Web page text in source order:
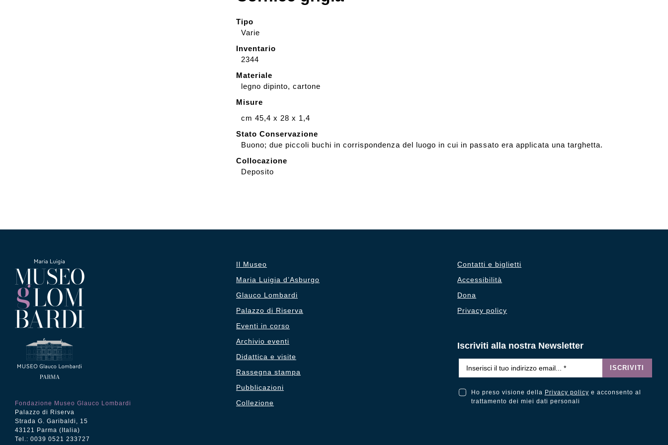
Tipo
Varie
Inventario
2344
Materiale
legno dipinto, cartone
Misure
cm 45,4 x 28 x 1,4
Stato Conservazione
Buono; due piccoli buchi in corrispondenza del luogo in cui in passato era applicata una targhetta.
Collocazione
Deposito
Fondazione Museo Glauco Lombardi
Palazzo di Riserva
Strada G. Garibaldi, 15
43121 Parma (Italia)
Tel.: 0039 0521 233727
Il Museo
Maria Luigia d’Asburgo
Glauco Lombardi
Palazzo di Riserva
Eventi in corso
Archivio eventi
Didattica e visite
Rassegna stampa
Pubblicazioni
Collezione
Contatti e biglietti
Accessibilità
Dona
Privacy policy
Iscriviti alla nostra Newsletter
ISCRIVITI
Ho preso visione della Privacy policy e acconsento al
trattamento dei miei dati personali